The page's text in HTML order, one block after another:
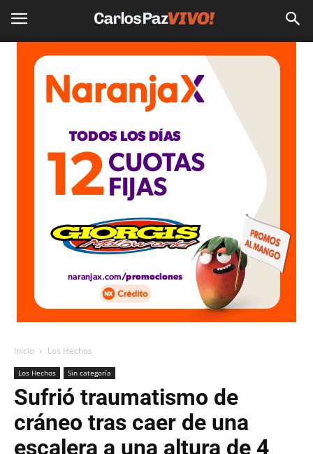
Inicio Los Hechos
Los Hechos Sin categoría
Sufrió traumatismo de
cráneo tras caer de una
escalera a una altura de 4